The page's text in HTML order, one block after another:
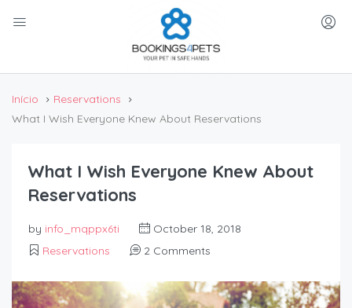
Início
Reservations
What I Wish Everyone Knew About Reservations
What I Wish Everyone Knew About
Reservations
by info_mqppx6ti
October 18, 2018
Reservations
2 Comments